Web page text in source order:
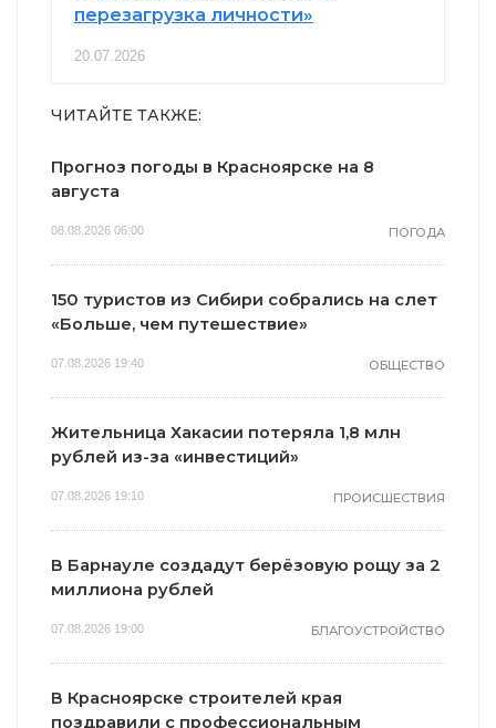
перезагрузка личности»
20.07.2026
ЧИТАЙТЕ ТАКЖЕ:
Прогноз погоды в Красноярске на 8
августа
08.08.2026 06:00 ПОГОДА
150 туристов из Сибири собрались на слет
«Больше, чем путешествие»
07.08.2026 19:40 ОБЩЕСТВО
Жительница Хакасии потеряла 1,8 млн
рублей из-за «инвестиций»
07.08.2026 19:10 ПРОИСШЕСТВИЯ
В Барнауле создадут берёзовую рощу за 2
миллиона рублей
07.08.2026 19:00 БЛАГОУСТРОЙСТВО
В Красноярске строителей края
поздравили с профессиональным